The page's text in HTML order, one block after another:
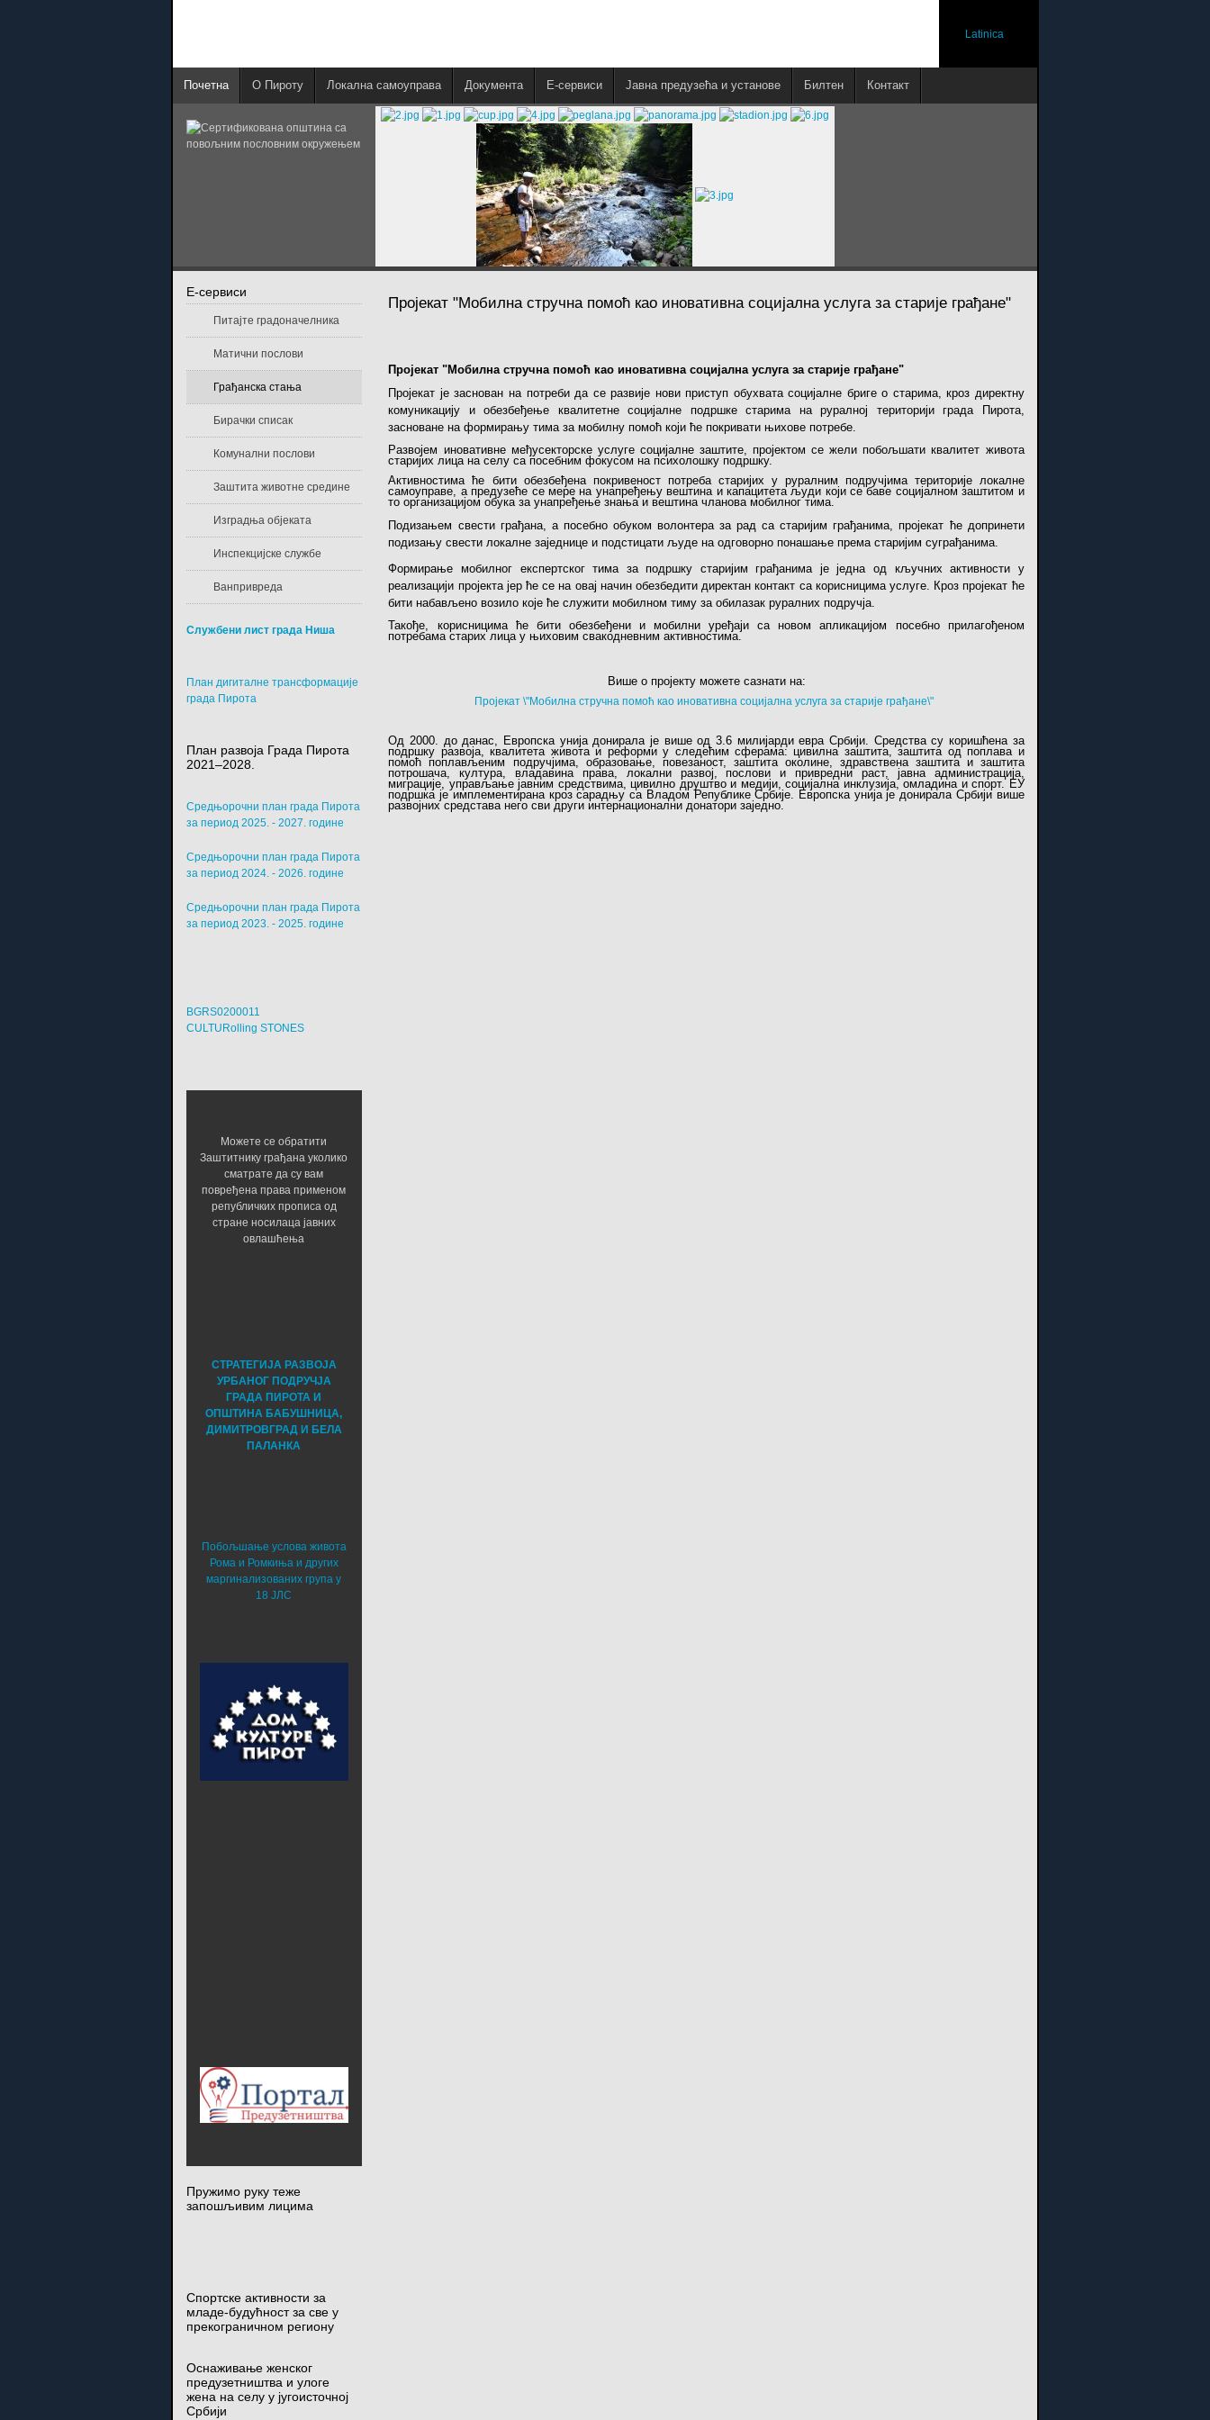
Latinica
Почетна О Пироту Локална самоуправа Документа E-сервиси Јавна предузећа и установе Билтен Контакт
Пројекат "Мобилна стручна помоћ као иновативна социјална услуга за старије грађане"
Пројекат "Мобилна стручна помоћ као иновативна социјална услуга за старије грађане"
Пројекат је заснован на потреби да се развије нови приступ обухвата социјалне бриге о старима, кроз директну
комуникацију и обезбеђење квалитетне социјалне подршке старима на руралној територији града Пирота,
засноване на формирању тима за мобилну помоћ који ће покривати њихове потребе.
Развојем иновативне међусекторске услуге социјалне заштите, пројектом се жели побољшати квалитет живота
старијих лица на селу са посебним фокусом на психолошку подршку.
Активностима ће бити обезбеђена покривеност потреба старијих у руралним подручјима територије локалне
самоуправе, а предузеће се мере на унапређењу вештина и капацитета људи који се баве социјалном заштитом и
то организацијом обука за унапређење знања и вештина чланова мобилног тима.
Подизањем свести грађана, а посебно обуком волонтера за рад са старијим грађанима, пројекат ће допринети
подизању свести локалне заједнице и подстицати људе на одговорно понашање према старијим суграђанима.
Формирање мобилног експертског тима за подршку старијим грађанима је једна од кључних активности у
реализацији пројекта јер ће се на овај начин обезбедити директан контакт са корисницима услуге. Кроз пројекат ће
бити набављено возило које ће служити мобилном тиму за обилазак руралних подручја.
Такође, корисницима ће бити обезбеђени и мобилни уређаји са новом апликацијом посебно прилагођеном
потребама старих лица у њиховим свакодневним активностима.
Више о пројекту можете сазнати на:
Пројекат \"Мобилна стручна помоћ као иновативна социјална услуга за старије грађане\"
Од 2000. до данас, Европска унија донирала је више од 3.6 милијарди евра Србији. Средства су коришћена за
подршку развоја, квалитета живота и реформи у следећим сферама: цивилна заштита, заштита од поплава и
помоћ поплављеним подручјима, образовање, повезаност, заштита околине, здравствена заштита и заштита
потрошача, култура, владавина права, локални развој, послови и привредни раст, јавна администрација,
миграције, управљање јавним средствима, цивилно друштво и медији, социјална инклузија, омладина и спорт. ЕУ
подршка је имплементирана кроз сарадњу са Владом Републике Србије. Европска унија је донирала Србији више
развојних средстава него сви други интернационални донатори заједно.
E-сервиси
Питајте градоначелника
Матични послови
Грађанска стања
Бирачки списак
Комунални послови
Заштита животне средине
Изградња објеката
Инспекцијске службе
Ванпривреда
Службени лист града Ниша
План дигиталне трансформације
града Пирота
План развоја Града Пирота
2021–2028.
Средњорочни план града Пирота
за период 2025. - 2027. године
Средњорочни план града Пирота
за период 2024. - 2026. године
Средњорочни план града Пирота
за период 2023. - 2025. године
BGRS0200011
CULTURolling STONES
Можете се обратити
Заштитнику грађана уколико
сматрате да су вам
повређена права применом
републичких прописа од
стране носилаца јавних
овлашћења
СТРАТЕГИЈА РАЗВОЈА
УРБАНОГ ПОДРУЧЈА
ГРАДА ПИРОТА И
ОПШТИНА БАБУШНИЦА,
ДИМИТРОВГРАД И БЕЛА
ПАЛАНКА
Побољшање услова живота
Рома и Ромкиња и других
маргинализованих група у
18 ЈЛС
Пружимо руку теже
запошљивим лицима
Спортске активности за
младе-будућност за све у
прекограничном региону
Оснаживање женског
предузетништва и улоге
жена на селу у југоисточној
Србији